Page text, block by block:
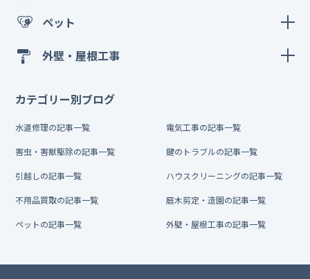
ペット
外壁・屋根工事
カテゴリー別ブログ
水道修理の記事一覧 電気工事の記事一覧
害虫・害獣駆除の記事一覧 鍵のトラブルの記事一覧
引越しの記事一覧 ハウスクリーニングの記事一覧
不用品買取の記事一覧 庭木剪定・造園の記事一覧
ペットの記事一覧 外壁・屋根工事の記事一覧